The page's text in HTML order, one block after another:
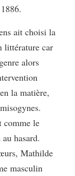
ait choisi la
littérature car
alors
la matière,
comme le
hasard.
Mathilde
masculin